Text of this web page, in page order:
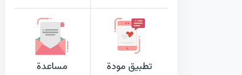
تطبيق مودة مساعدة